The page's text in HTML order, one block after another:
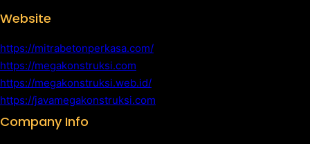
Website
https://mitrabetonperkasa.com/
https://megakonstruksi.com
https://megakonstruksi.web.id/
https://javamegakonstruksi.com
Company Info